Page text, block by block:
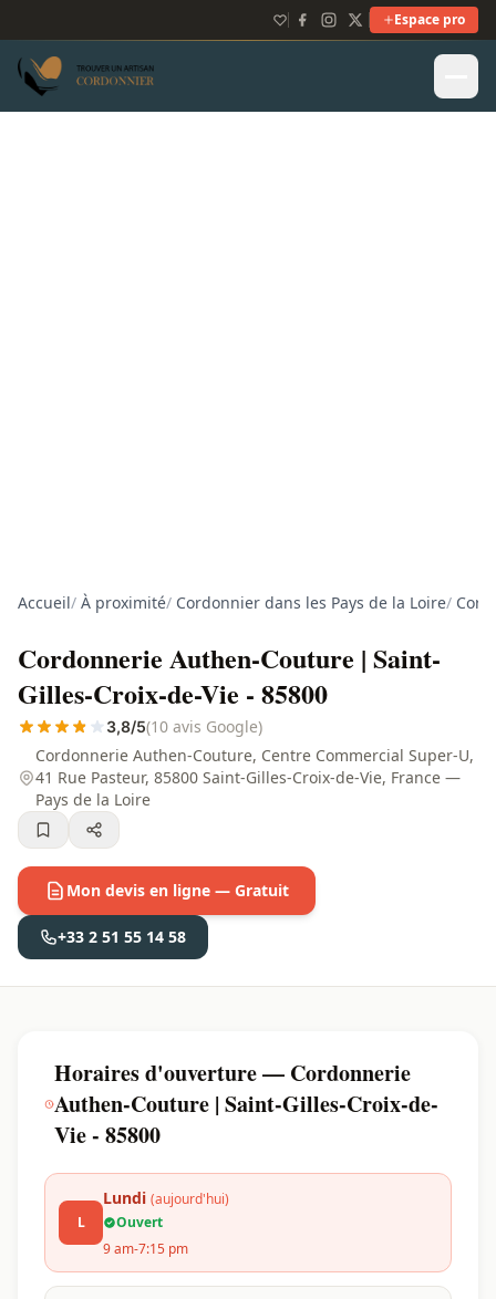
Espace pro
Accueil/ À proximité/ Cordonnier dans les Pays de la Loire/
Cordonnerie Authen-Couture | Saint-
Gilles-Croix-de-Vie - 85800
3,8/5(10 avis Google)
Cordonnerie Authen-Couture, Centre Commercial Super-U,
41 Rue Pasteur, 85800 Saint-Gilles-Croix-de-Vie, France —
Pays de la Loire
Mon devis en ligne — Gratuit
+33 2 51 55 14 58
Horaires d'ouverture — Cordonnerie
Authen-Couture | Saint-Gilles-Croix-de-
Vie - 85800
L
Lundi (aujourd'hui)
Ouvert
9 am-7:15 pm